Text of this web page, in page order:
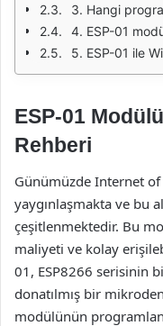
3. Hangi
4. ESP-01
5. ESP-01 ile
ESP-01
Rehberi
Günümüzde Internet
yaygınlaşmakta ve bu
çeşitlenmektedir. Bu
maliyeti ve kolay
01, ESP8266 serisinin
donatılmış bir
modülünün